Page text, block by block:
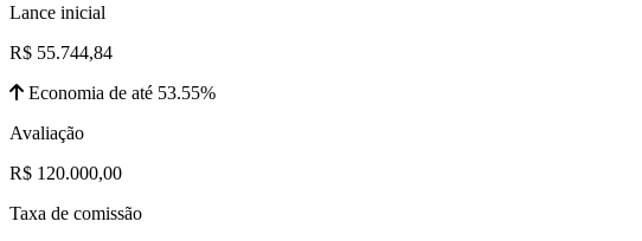
Lance inicial
R$ 55.744,84
Economia de até 53.55%
Avaliação
R$ 120.000,00
Taxa de comissão